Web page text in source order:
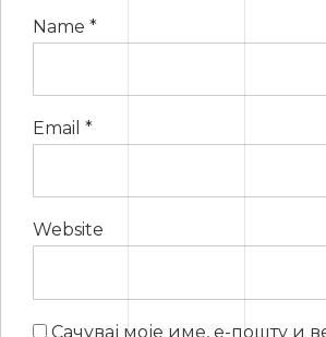
Name *
Email *
Website
Сачувај моје име, е-пошту и